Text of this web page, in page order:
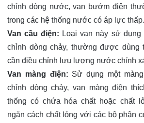
chỉnh dòng nước, van bướm điện
trong các hệ thống nước có áp lực thấp.
Van cầu điện: Loại van này sử dụng
chỉnh dòng chảy, thường được dùng
cần điều chỉnh lưu lượng nước chính
Van màng điện: Sử dụng một
chỉnh dòng chảy, van màng điện
thống có chứa hóa chất hoặc chất
ngăn cách chất lỏng với các bộ phận